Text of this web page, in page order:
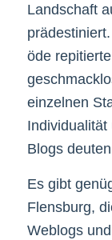
Landschaft
öde
einzelnen
Individualität
Blogs
Es gibt
Flensburg,
Weblogs